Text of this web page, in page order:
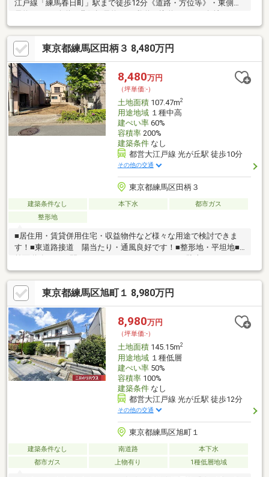
江戸線「練馬春日町」駅まで徒歩12分《道路・方位等》・東側幅
ます。・土地面積：132.25m2（公簿）・用途地域：第一種低層住
居専用地域・建蔽率：50％・容積率：100％《建築用途・有効活
用》・建築条件付き売地ではないため、お好きなハウスメーカ
ー・工務店での建築が可能です。間取り、設備、外観、全て自分
好みのスタイルで一からご検討いただくことが可能です。※参考
プランございますので、お気軽にお問い合わせをお待ち致してお
ります。
東京都練馬区田柄３ 8,480万円
8,480万円
（坪単価:-）
土地面積107.47m2
用途地域１種中高
建ぺい率60%
容積率200%
建築条件なし
都営大江戸線 光が丘駅 徒歩10分
その他の交通
東京都練馬区田柄３
建築条件なし 本下水
都市ガス
整形地
■居住用・賃貸併用住宅・収益物件など様々な用途で検討できま
す！■東道路接道 陽当たり・通風良好です！■整形地・平坦地■
台分確保も可能！■閑静な住宅街■近隣に公園もあり、子育て環境
良好です
東京都練馬区旭町１ 8,980万円
8,980万円
（坪単価:-）
土地面積145.15m2
用途地域１種低層
建ぺい率50%
容積率100%
建築条件なし
都営大江戸線 光が丘駅 徒歩12分
その他の交通
東京都練馬区旭町１
建築条件なし 南道路
本下水
都市ガス
上物有り 1種低層地域